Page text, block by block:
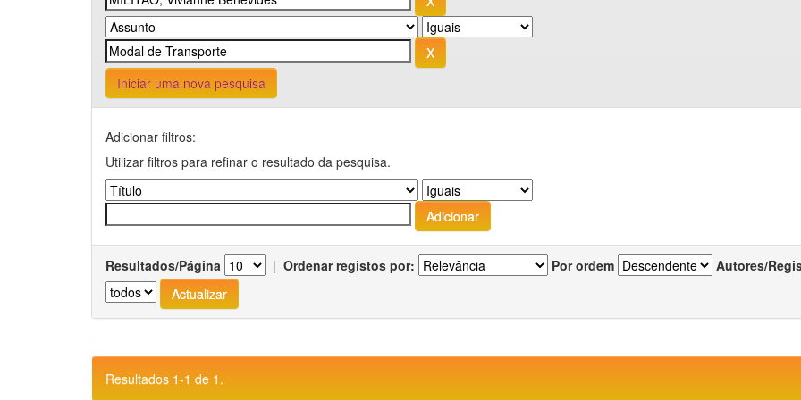
Iniciar uma nova pesquisa
Adicionar filtros:
Utilizar filtros para refinar o resultado da pesquisa.
Resultados/Página | Ordenar registos por: Por ordem Autores/
Resultados 1-1 de 1.